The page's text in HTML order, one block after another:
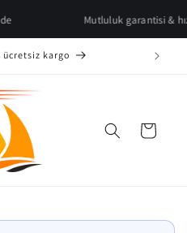
Mutluluk garantisi & hızlı
kargo
Cart